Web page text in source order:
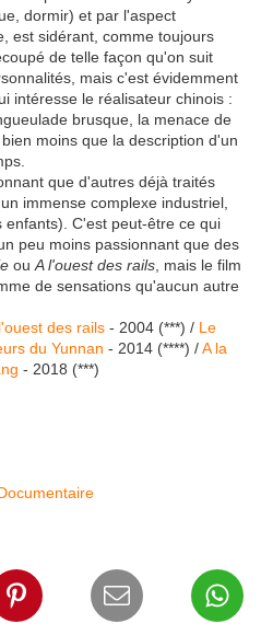
dormir) et par l'aspect
est sidérant, comme toujours
de telle façon qu'on suit
mais c'est évidemment
intéresse le réalisateur chinois :
brusque, la menace de
moins que la description d'un
que d'autres déjà traités
immense complexe industriel,
C'est peut-être ce qui
peu moins passionnant que des
ou A l'ouest des rails , mais le film
de sensations qu'aucun autre
des rails - 2004 (***) / Le
du Yunnan - 2014 (****) /A la
- 2018 (***)